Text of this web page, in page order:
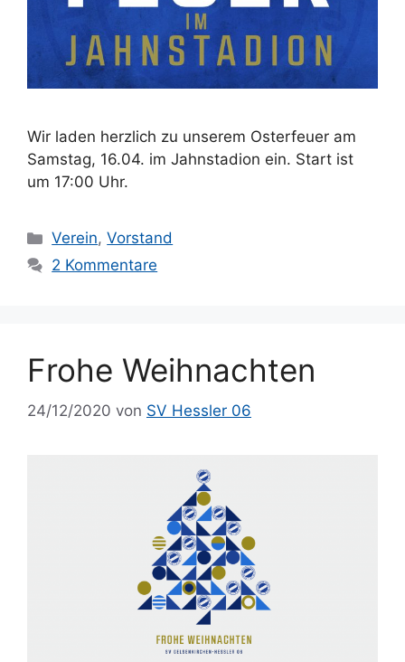
Wir laden herzlich zu unserem Osterfeuer am
Samstag, 16.04. im Jahnstadion ein. Start ist
um 17:00 Uhr.
Kategorien
Verein,Vorstand
2 Kommentare
Frohe Weihnachten
24/12/2020 von SV Hessler 06